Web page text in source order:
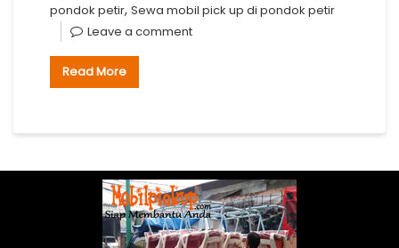
pondok petir, Sewa mobil pick up di pondok petir
Leave a comment
Read More